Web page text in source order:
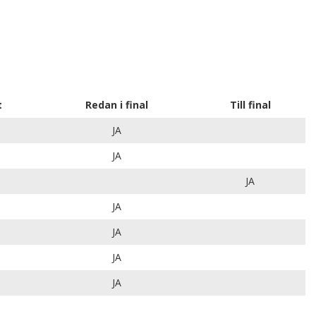
Redan i final
Till final
JA
JA
JA
JA
JA
JA
JA